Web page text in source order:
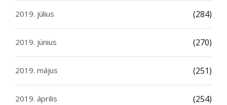
2019. július (284)
2019. június (270)
2019. május (251)
2019. április (254)